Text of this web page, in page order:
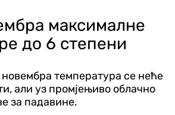
максималне
до 6 степени
температура се неће
али уз промјењиво облачно
за падавине.